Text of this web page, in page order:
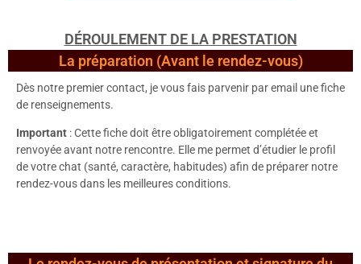
DÉROULEMENT DE LA PRESTATION
La préparation (Avant le rendez-vous)
Dès notre premier contact, je vous fais parvenir par email une fiche
de renseignements.
Important : Cette fiche doit être obligatoirement complétée et
renvoyée avant notre rencontre. Elle me permet d’étudier le profil
de votre chat (santé, caractère, habitudes) afin de préparer notre
rendez-vous dans les meilleures conditions.